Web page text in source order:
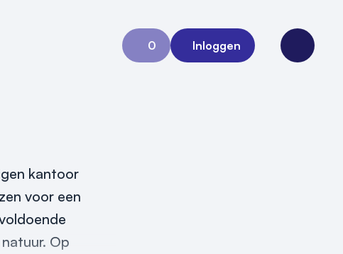
0
Aanvraag 0
Inloggen
Open
kantoor
voor een
Op